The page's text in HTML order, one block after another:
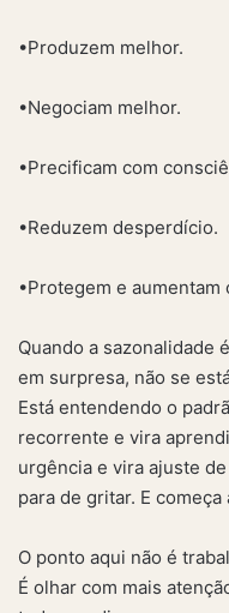
•Produzem melhor.
•Negociam melhor.
•Precificam com
•Reduzem desperdício.
•Protegem e aumentam
Quando a sazonalidade
em surpresa, não se
Está entendendo o
recorrente e vira
urgência e vira ajuste
para de gritar. E começa
O ponto aqui não é
É olhar com mais